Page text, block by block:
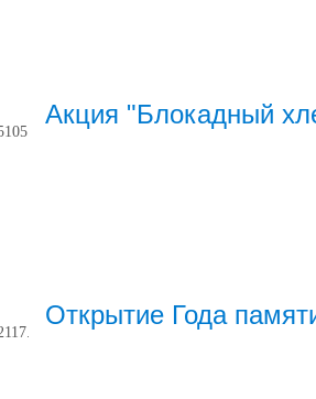
Акция "Блокадный
Открытие Года